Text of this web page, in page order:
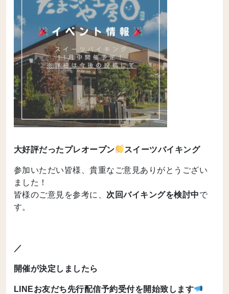
大好評だったプレオープン スイーツバイキング
参加いただい皆様、貴重なご意見ありがとうござい
ました！
皆様のご意見を参考に、 次回バイキングを検討中で
す。
／
開催が決定しましたら
LINEお友だち先行配信予約受付を開始致します